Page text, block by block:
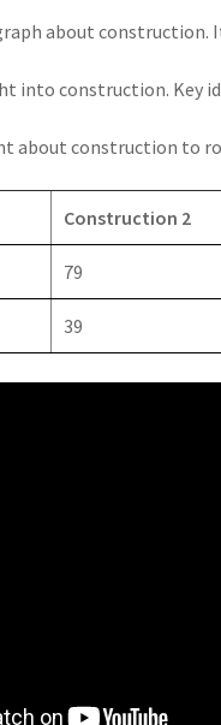
about
into construction. Key
about construction to
Construction 2
79
39